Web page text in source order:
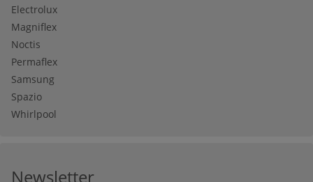
Electrolux
Magniflex
Noctis
Permaflex
Samsung
Spazio
Whirlpool
Newsletter